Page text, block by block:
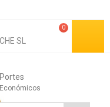
0
Portes
Económicos